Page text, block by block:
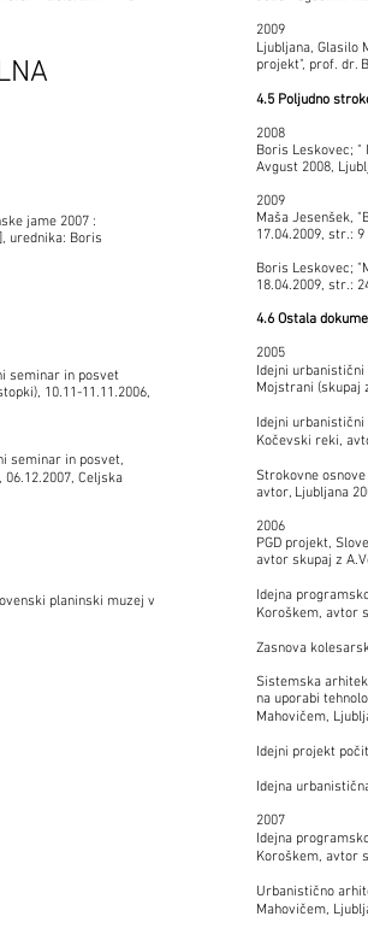
jame 2007 :
urednika: Boris
seminar in posvet
10.11-11.11.2006,
seminar in posvet,
Celjska
planinski muzej v
2009
Ljubljana, Glasilo
projekt", prof. dr.
4.5 Poljudno
2008
Boris Leskovec; "
Avgust 2008,
2009
Maša Jesenšek,
17.04.2009, str.: 9
Boris Leskovec;
18.04.2009, str.:
4.6 Ostala
2005
Idejni
Mojstrani (skupaj
Idejni
Kočevski reki,
Strokovne
avtor, Ljubljana
2006
PGD projekt,
avtor skupaj z
Idejna
Koroškem, avtor
Zasnova
Sistemska
na uporabi
Mahovičem,
Idejni projekt
Idejna
2007
Idejna
Koroškem, avtor
Urbanistično
Mahovičem,